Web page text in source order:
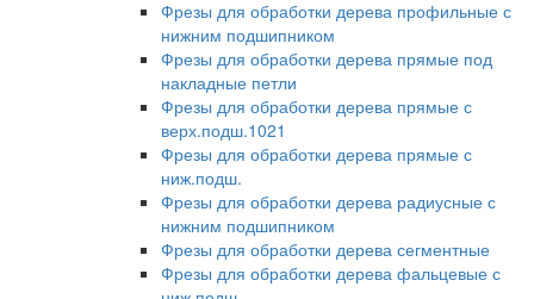
Фрезы для обработки дерева профильные с
нижним подшипником
Фрезы для обработки дерева прямые под
накладные петли
Фрезы для обработки дерева прямые с
верх.подш.1021
Фрезы для обработки дерева прямые с
ниж.подш.
Фрезы для обработки дерева радиусные с
нижним подшипником
Фрезы для обработки дерева сегментные
Фрезы для обработки дерева фальцевые с